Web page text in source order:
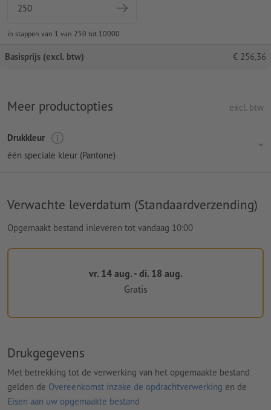
in stappen van 1 van 250 tot 10000
Basisprijs (excl. btw) € 256,36
Meer productopties excl. btw
Drukkleur
één speciale kleur (Pantone)
Verwachte leverdatum (Standaardverzending)
Opgemaakt bestand inleveren tot vandaag 10:00
vr. 14 aug. - di. 18 aug.
Gratis
Drukgegevens
Met betrekking tot de verwerking van het opgemaakte bestand
gelden de Overeenkomst inzake de opdrachtverwerking en de
Eisen aan uw opgemaakte bestand